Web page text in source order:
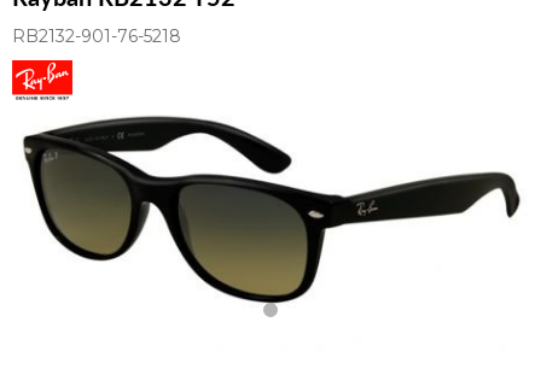
RB2132-901-76-5218